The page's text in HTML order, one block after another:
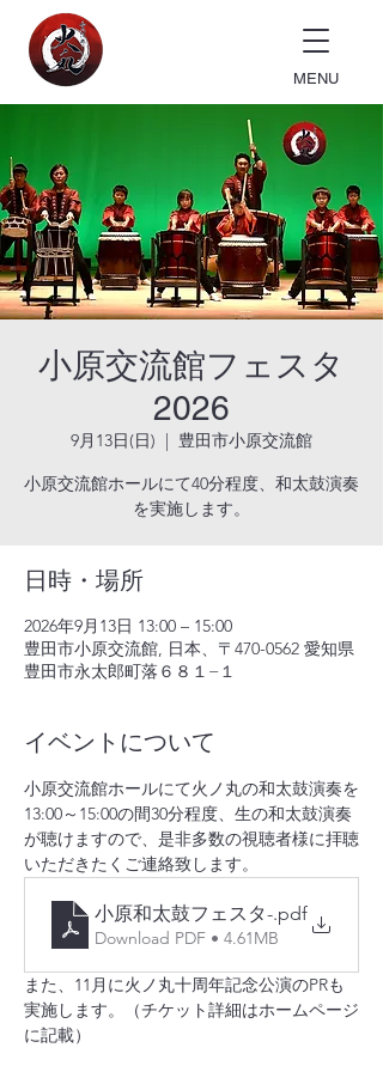
MENU
小原交流館フェスタ
2026
9月13日(日)
  |
豊田市小原交流館
小原交流館ホールにて40分程度、和太鼓演奏
を実施します。
日時・場所
2026年9月13日 13:00 – 15:00
豊田市小原交流館, 日本、〒470-0562 愛知県
豊田市永太郎町落６８１−１
イベントについて
小原交流館ホールにて火ノ丸の和太鼓演奏を
13:00～15:00の間30分程度、生の和太鼓演奏
が聴けますので、是非多数の視聴者様に拝聴
いただきたくご連絡致します。
小原和太鼓フェスタ-.pdf
Download PDF • 4.61MB
また、11月に火ノ丸十周年記念公演のPRも
実施します。（チケット詳細はホームページ
に記載）